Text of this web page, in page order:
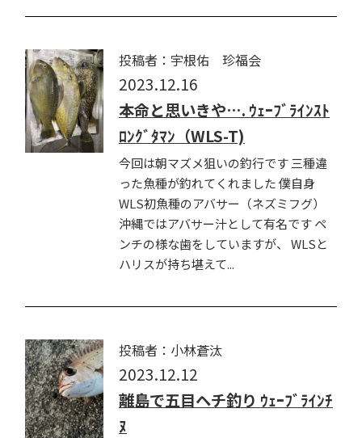
投稿者：宇根佑 珍福会
2023.12.16
本命と思いきや…. ｳｪｰﾌﾞﾗｲﾝｽﾄ
ﾛﾝｸﾞﾀﾏﾝ（WLS-T)
今回は朝マズメ狙いの釣行です 三種違
った魚種が釣れてくれました 僕自身
WLS初魚種のアバサー（ネズミフグ）
沖縄ではアバサー汁として有名です ペ
ンチの様な歯をしていますが、 WLSと
ハリスが持ち堪えて...
投稿者：小林蒼汰
2023.12.12
離島で五目ヘチ釣り ｳｪｰﾌﾞﾗｲﾝﾁ
ﾇ